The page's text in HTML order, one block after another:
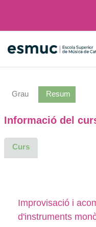
Grau Resum
Informació del
Curs
Improvisació i
d'instruments